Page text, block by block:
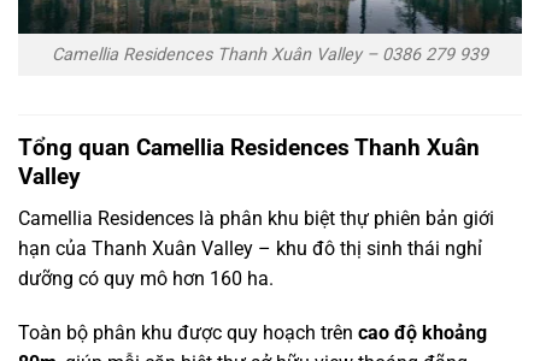
Camellia Residences Thanh Xuân Valley – 0386 279 939
Tổng quan Camellia Residences Thanh Xuân
Valley
Camellia Residences là phân khu biệt thự phiên bản giới
hạn của Thanh Xuân Valley – khu đô thị sinh thái nghỉ
dưỡng có quy mô hơn 160 ha.
Toàn bộ phân khu được quy hoạch trên cao độ khoảng